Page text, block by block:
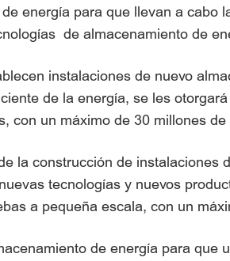
energía para que llevan a
de almacenamiento de
instalaciones de nuevo
de la energía, se les
con un máximo de 30 millones de
la construcción de
tecnologías y nuevos
a pequeña escala, con un
de energía para